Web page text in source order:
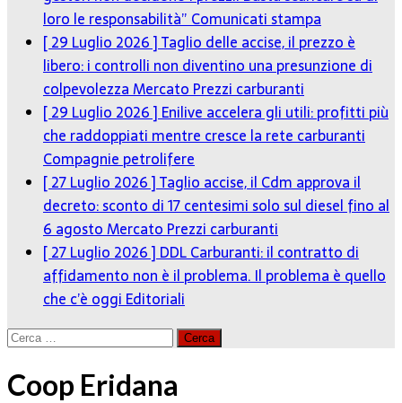
loro le responsabilità” Comunicati stampa
[ 29 Luglio 2026 ]Taglio delle accise, il prezzo è
libero: i controlli non diventino una presunzione di
colpevolezzaMercato Prezzi carburanti
[ 29 Luglio 2026 ] Enilive accelera gli utili: profitti più
che raddoppiati mentre cresce la rete carburanti
Compagnie petrolifere
[ 27 Luglio 2026 ]Taglio accise, il Cdm approva il
decreto: sconto di 17 centesimi solo sul diesel fino al
6 agostoMercato Prezzi carburanti
[ 27 Luglio 2026 ] DDL Carburanti: il contratto di
affidamento non è il problema. Il problema è quello
che c’è oggi Editoriali
Ricerca
Coop Eridana